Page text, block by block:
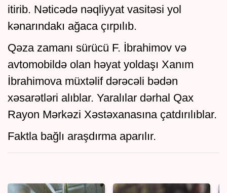
itirib. Nəticədə nəqliyyat vasitəsi yol
kənarındakı ağaca çırpılıb.
Qəza zamanı sürücü F. İbrahimov və
avtomobildə olan həyat yoldaşı Xanım
İbrahimova müxtəlif dərəcəli bədən
xəsarətləri alıblar. Yaralılar dərhal Qax
Rayon Mərkəzi Xəstəxanasına çatdırılıblar.
Faktla bağlı araşdırma aparılır.